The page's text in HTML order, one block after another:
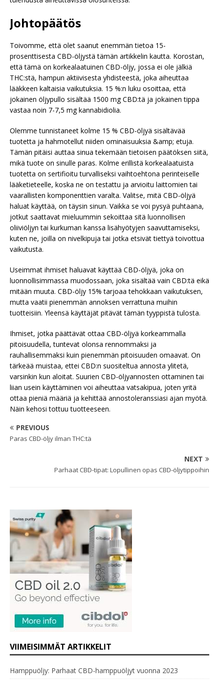
Johtopäätös
Toivomme, että olet saanut enemmän tietoa 15-
prosenttisesta CBD-öljystä tämän artikkelin kautta. Korostan,
että tämä on korkealaatuinen CBD-öljy, jossa ei ole jälkiä
THC:stä, hampun aktiivisesta yhdisteestä, joka aiheuttaa
lääkkeen kaltaisia vaikutuksia. 15 %:n luku osoittaa, että
jokainen öljypullo sisältää 1500 mg CBD:tä ja jokainen tippa
vastaa noin 7-7,5 mg kannabidiolia.
Olemme tunnistaneet kolme 15 % CBD-öljyä sisältävää
tuotetta ja hahmotellut niiden ominaisuuksia &amp; etuja.
Tämän pitäisi auttaa sinua tekemään tietoisen päätöksen siitä,
mikä tuote on sinulle paras. Kolme erillistä korkealaatuista
tuotetta on sertifioitu turvalliseksi vaihtoehtona perinteiselle
lääketieteelle, koska ne on testattu ja arvioitu laittomien tai
vaarallisten komponenttien varalta. Valitse, mitä CBD-öljyä
haluat käyttää, on täysin sinun. Vaikka se voi pysyä puhtaana,
jotkut saattavat mieluummin sekoittaa sitä luonnollisen
oliiviöljyn tai kurkuman kanssa lisähyötyjen saavuttamiseksi,
kuten ne, joilla on nivelkipuja tai jotka etsivät tiettyä toivottua
vaikutusta.
Useimmat ihmiset haluavat käyttää CBD-öljyä, joka on
luonnollisimmassa muodossaan, joka sisältää vain CBD:tä eikä
mitään muuta. CBD-öljy 15% tarjoaa tehokkaan vaikutuksen,
mutta vaatii pienemmän annoksen verrattuna muihin
tuotteisiin. Yleensä käyttäjät pitävät tämän tyyppistä tulosta.
Ihmiset, jotka päättävät ottaa CBD-öljyä korkeammalla
pitoisuudella, tuntevat olonsa rennommaksi ja
rauhallisemmaksi kuin pienemmän pitoisuuden omaavat. On
tärkeää muistaa, ettei CBD:n suositeltua annosta ylitetä,
varsinkin kun aloitat. Suurien CBD-öljyannosten ottaminen tai
liian usein käyttäminen voi aiheuttaa vatsakipua, joten yritä
ottaa pieniä määriä ja kehittää annostoleranssiasi ajan myötä.
Näin kehosi tottuu tuotteeseen.
PREVIOUS
Paras CBD-öljy ilman THC:tä
NEXT
Parhaat CBD-tipat: Lopullinen opas CBD-öljytippoihin
VIIMEISIMMÄT ARTIKKELIT
Hamppuöljy: Parhaat CBD-hamppuöljyt vuonna 2023